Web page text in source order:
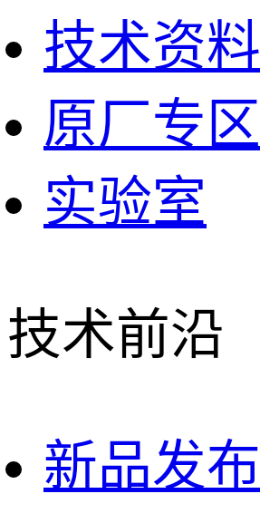
技术资料
原厂专区
实验室
技术前沿
新品发布